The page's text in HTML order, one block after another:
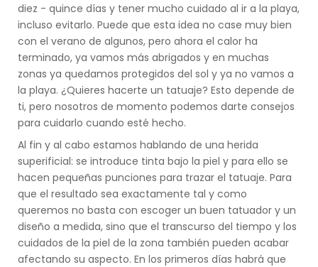
diez - quince días y tener mucho cuidado al ir a la playa,
incluso evitarlo. Puede que esta idea no case muy bien
con el verano de algunos, pero ahora el calor ha
terminado, ya vamos más abrigados y en muchas
zonas ya quedamos protegidos del sol y ya no vamos a
la playa. ¿Quieres hacerte un tatuaje? Esto depende de
ti, pero nosotros de momento podemos darte consejos
para cuidarlo cuando esté hecho.
Al fin y al cabo estamos hablando de una herida
superificial: se introduce tinta bajo la piel y para ello se
hacen pequeñas punciones para trazar el tatuaje. Para
que el resultado sea exactamente tal y como
queremos no basta con escoger un buen tatuador y un
diseño a medida, sino que el transcurso del tiempo y los
cuidados de la piel de la zona también pueden acabar
afectando su aspecto. En los primeros días habrá que